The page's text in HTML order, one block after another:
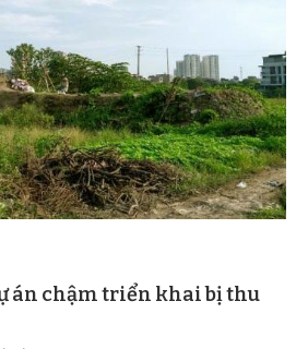
án chậm triển khai bị thu